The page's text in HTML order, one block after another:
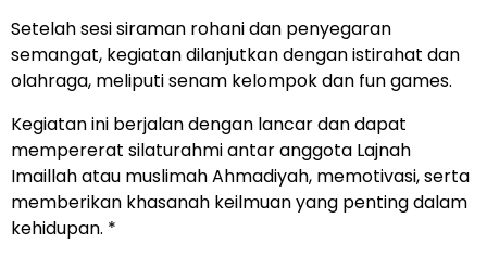
Setelah sesi siraman rohani dan penyegaran
semangat, kegiatan dilanjutkan dengan istirahat dan
olahraga, meliputi senam kelompok dan fun games.
Kegiatan ini berjalan dengan lancar dan dapat
mempererat silaturahmi antar anggota Lajnah
Imaillah atau muslimah Ahmadiyah, memotivasi, serta
memberikan khasanah keilmuan yang penting dalam
kehidupan. *